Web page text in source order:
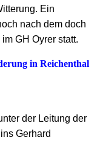
Ein
nach dem doch
GH Oyrer statt.
in Reichenthal
der Leitung der
Gerhard